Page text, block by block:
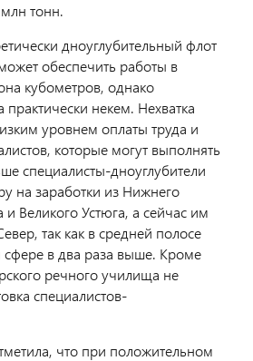
тонн.
дноуглубительный флот
обеспечить работы в
кубометров, однако
практически некем. Нехватка
уровнем оплаты труда и
которые могут выполнять
специалисты-дноуглубители
на заработки из Нижнего
Великого Устюга, а сейчас им
так как в средней полосе
сфере в два раза выше. Кроме
речного училища не
специалистов-
что при положительном